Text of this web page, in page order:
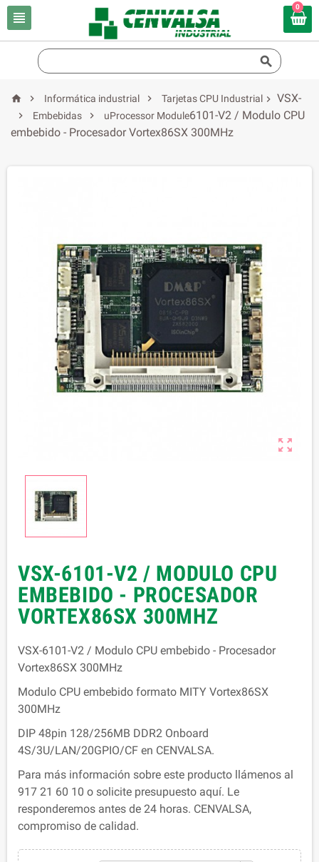

0

  Informática industrial 
Tarjetas CPU Industrial

Embebidas  uProcessor Module
 VSX-
6101-V2 / Modulo CPU
embebido - Procesador Vortex86SX 300MHz

VSX-6101-V2 / MODULO CPU
EMBEBIDO - PROCESADOR
VORTEX86SX 300MHZ
VSX-6101-V2 / Modulo CPU embebido - Procesador
Vortex86SX 300MHz
Modulo CPU embebido formato MITY Vortex86SX
300MHz
DIP 48pin 128/256MB DDR2 Onboard
4S/3U/LAN/20GPIO/CF en CENVALSA.
Para más información sobre este producto llámenos al
917 21 60 10 o solicite presupuesto aquí. Le
responderemos antes de 24 horas. CENVALSA,
compromiso de calidad.